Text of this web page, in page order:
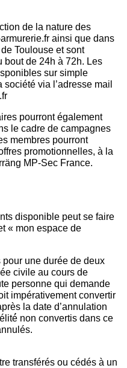
de la nature des
ainsi que dans
Toulouse et sont
bout de 24h à 72h. Les
sur simple
via l’adresse mail
pourront également
le cadre de campagnes
membres pourront
promotionnelles, à la
MP-Sec France.
disponible peut se faire
« mon espace de
une durée de deux
civile au cours de
personne qui demande
impérativement convertir
la date d’annulation
non convertis dans ce
annulés.
transférés ou cédés à un